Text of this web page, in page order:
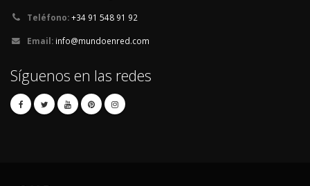
Teléfono:+34 91 548 91 92
Email: info@mundoenred.com
Síguenos en las redes